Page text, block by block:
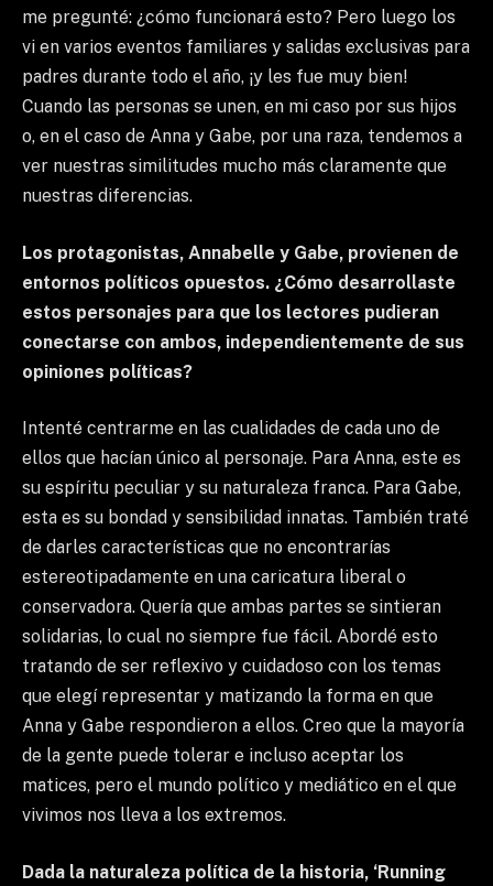
me pregunté: ¿cómo funcionará esto? Pero luego los
vi en varios eventos familiares y salidas exclusivas para
padres durante todo el año, ¡y les fue muy bien!
Cuando las personas se unen, en mi caso por sus hijos
o, en el caso de Anna y Gabe, por una raza, tendemos a
ver nuestras similitudes mucho más claramente que
nuestras diferencias.
Los protagonistas, Annabelle y Gabe, provienen de
entornos políticos opuestos. ¿Cómo desarrollaste
estos personajes para que los lectores pudieran
conectarse con ambos, independientemente de sus
opiniones políticas?
Intenté centrarme en las cualidades de cada uno de
ellos que hacían único al personaje. Para Anna, este es
su espíritu peculiar y su naturaleza franca. Para Gabe,
esta es su bondad y sensibilidad innatas. También traté
de darles características que no encontrarías
estereotipadamente en una caricatura liberal o
conservadora. Quería que ambas partes se sintieran
solidarias, lo cual no siempre fue fácil. Abordé esto
tratando de ser reflexivo y cuidadoso con los temas
que elegí representar y matizando la forma en que
Anna y Gabe respondieron a ellos. Creo que la mayoría
de la gente puede tolerar e incluso aceptar los
matices, pero el mundo político y mediático en el que
vivimos nos lleva a los extremos.
Dada la naturaleza política de la historia, ‘Running